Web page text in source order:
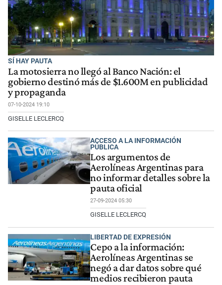
SÍ HAY PAUTA
La motosierra no llegó al Banco Nación: el
gobierno destinó más de $1.600M en publicidad
y propaganda
07-10-2024 19:10
GISELLE LECLERCQ
ACCESO A LA INFORMACIÓN
PÚBLICA
Los argumentos de
Aerolíneas Argentinas para
no informar detalles sobre la
pauta oficial
27-09-2024 05:30
GISELLE LECLERCQ
LIBERTAD DE EXPRESIÓN
Cepo a la información:
Aerolíneas Argentinas se
negó a dar datos sobre qué
medios recibieron pauta